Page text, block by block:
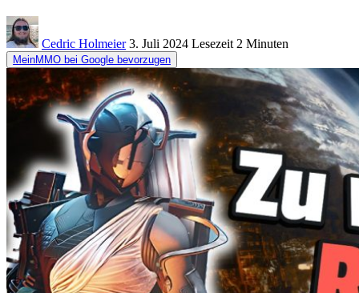
Cedric Holmeier 3. Juli 2024 Lesezeit 2 Minuten
MeinMMO bei Google bevorzugen